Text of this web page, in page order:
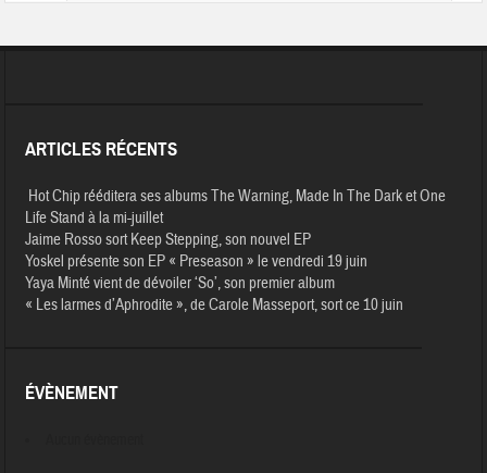
ARTICLES RÉCENTS
Hot Chip rééditera ses albums The Warning, Made In The Dark et One
Life Stand à la mi-juillet
Jaime Rosso sort Keep Stepping, son nouvel EP
Yoskel présente son EP « Preseason » le vendredi 19 juin
Yaya Minté vient de dévoiler ‘So’, son premier album
« Les larmes d’Aphrodite », de Carole Masseport, sort ce 10 juin
ÉVÈNEMENT